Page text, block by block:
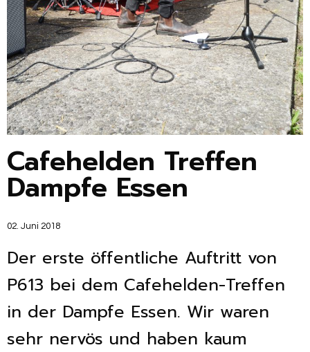
Cafehelden Treffen
Dampfe Essen
02. Juni 2018
Der erste öffentliche Auftritt von
P613 bei dem Cafehelden-Treffen
in der Dampfe Essen. Wir waren
sehr nervös und haben kaum